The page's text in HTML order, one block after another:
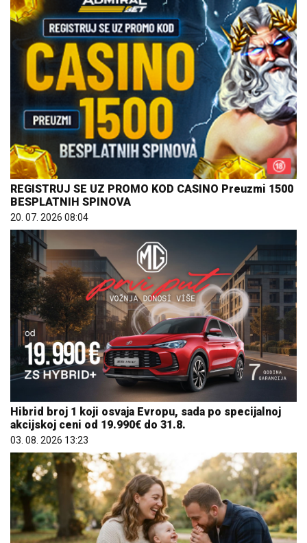
REGISTRUJ SE UZ PROMO KOD CASINO Preuzmi 1500
BESPLATNIH SPINOVA
20. 07. 2026 08:04
Hibrid broj 1 koji osvaja Evropu, sada po specijalnoj
akcijskoj ceni od 19.990€ do 31.8.
03. 08. 2026 13:23